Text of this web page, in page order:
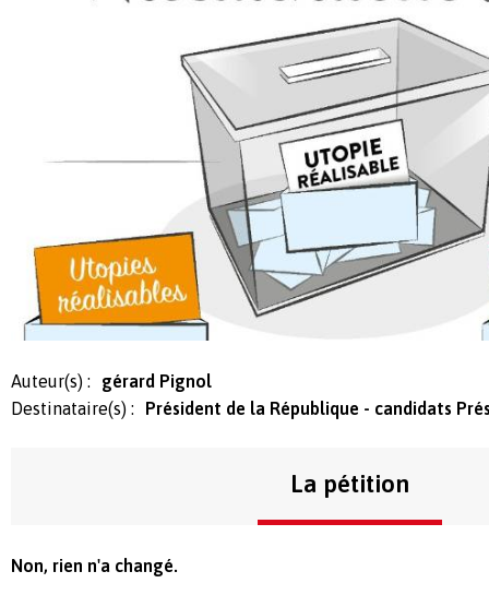
Auteur(s) :
gérard Pignol
Destinataire(s) :
Président de la République - candidats
La pétition
Non, rien n'a changé.